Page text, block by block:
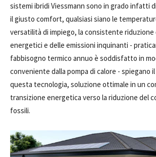
sistemi ibridi Viessmann sono in grado infatti
il giusto comfort, qualsiasi siano le
versatilità di impiego, la consistente riduzione
energetici e delle emissioni inquinanti -
fabbisogno termico annuo è soddisfatto in
conveniente dalla pompa di calore - spiegano
questa tecnologia, soluzione ottimale in un
transizione energetica verso la riduzione del
fossili.